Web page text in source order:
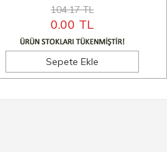
104.17 TL
0.00 TL
Sepete Ekle